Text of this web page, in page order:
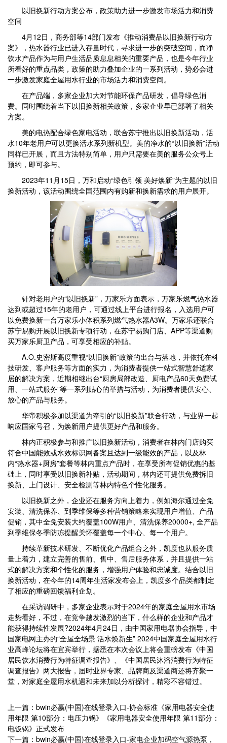
以旧换新行动方案公布，政策助力进一步激发市场活力和消费
空间
4月12日，商务部等14部门发布《推动消费品以旧换新行动方
案》，热水器行业已进入存量时代，寻求进一步的突破空间，而净
饮水产品作为与用户生活品质息息相关的重要产品，也是今年行业
所看好的重点品类，政策的助力叠加企业的一系列活动，势必会进
一步激发家庭全屋用水行业的市场活力和消费空间。
在产品端，多家企业加大对节能环保产品研发，倡导绿色消
费。同时围绕着当下以旧换新相关政策，多家企业早已部署了相关
方案。
美的电热配合绿色家电活动，联合苏宁推出以旧换新活动，活
水10年老用户可以更换活水系列新机型。美的净水的“以旧换新”活动
同样已开展，而且方法特别简单，用户只需要在美的服务公众号上
预约，即可参与。
2023年11月15日，万和启动“绿色引领 美好焕新”为主题的以旧
换新活动，该活动围绕全国范围内有购新和换新需求的用户展开。
针对老用户的“以旧换新”，万家乐方面表示，万家乐燃气热水器
达到或超过15年的老用户，可通过线上平台进行报名，入选用户可
以免费换新一台万家乐小体积系列燃气热水器A3W。万家乐还联合
苏宁易购开展以旧换新专项行动，在苏宁易购门店、APP等渠道购
买万家乐厨卫产品，可享受相应的补贴。
A.O.史密斯高度重视“以旧换新”政策的出台与落地，并依托在科
技研发、客户服务等方面的实力，为消费者提供一站式智慧舒适家
居的解决方案，近期相继出台“厨房局部改造、厨电产品60天免费试
用、一站式服务”等一系列贴心的举措与活动，为消费者提供安心、
放心的产品与服务。
华帝积极参加以渠道为牵引的“以旧换新”联合行动，与业界一起
响应国家号召，为焕新用户提供更好产品和服务。
林内正积极参与和推广以旧换新活动，消费者在林内门店购买
符合中国能效或水效标识网备案且达到一级能效的产品，以及林
内“热水器+厨房”套餐等林内重点产品时，在享受所有促销优惠的基
础上，同时享受以旧换新补贴，活动期间，林内还可提供免费拆旧
换新、上门设计、安全检测等林内特色个性化服务。
以旧换新之外，企业还在服务方向上着力，例如海尔通过全免
安装、清洗保养、到季维保等多种营销策略来实现用户增值、产品
促销，其中全免安装大约覆盖100W用户、清洗保养20000+, 全产品
到季维保冬季防冻提醒关怀覆盖每一个中心、每一个用户。
持续革新技术研发、不断优化产品组合之外，凯度也从服务质
量上着力，建立完善的售前、售中、售后服务体系，并且提供一站
式的解决方案和个性化的服务，增强用户体验和忠诚度。结合以旧
换新活动，在今年的14周年生活家发布会上，凯度多个品类都制定
了相应的重磅回馈福利企划。
在采访调研中，多家企业表示对于2024年的家庭全屋用水市场
走势看好，不过，在竞争越发激烈的当下，什么样的企业和产品才
能获得持续性发展?2024年4月24日，由中国家用电器协会指导，中
国家电网主办的“全屋全场景 活水焕新生” 2024中国家庭全屋用水行
业高峰论坛将在宜宾举行，据悉在本次会议上将会重磅发布《中国
居民饮水消费行为特征调查报告》、《中国居民沐浴消费行为特征
调查报告》两大报告，届时业界专家、品牌商及渠道商还将齐聚一
堂，对家庭全屋用水机遇和未来加以分析探讨，精彩不容错过。
上一篇：bwin必赢(中国)在线登录入口-协会标准《家用电器安全使
用年限 第10部分：电压力锅》《家用电器安全使用年限 第11部分：
电饭锅》正式发布
下一篇：bwin必赢(中国)在线登录入口-家电企业加码空气源热泵，